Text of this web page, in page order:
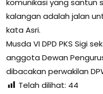
komunikasi yang santun
kalangan adalah jalan
kata Asri.
Musda VI DPD PKS Sigi
anggota Dewan
dibacakan perwakilan
Telah dilihat: 44